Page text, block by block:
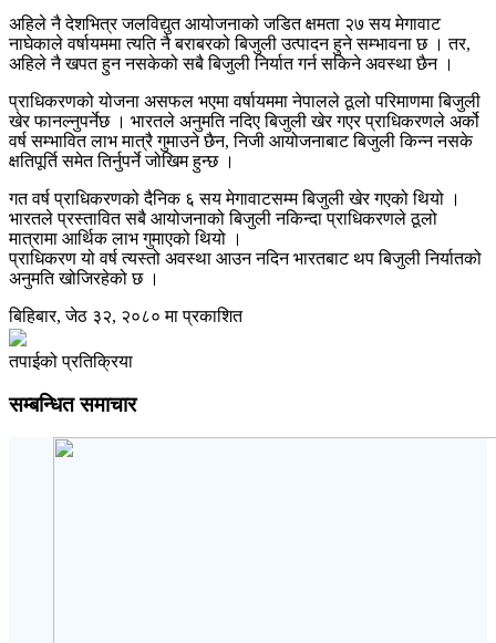
अहिले नै देशभित्र जलविद्युत आयोजनाको जडित क्षमता २७ सय मेगावाट
नाघेकाले वर्षायममा त्यति नै बराबरको बिजुली उत्पादन हुने सम्भावना छ । तर,
अहिले नै खपत हुन नसकेको सबै बिजुली निर्यात गर्न सकिने अवस्था छैन ।
प्राधिकरणको योजना असफल भएमा वर्षायममा नेपालले ठूलो परिमाणमा बिजुली
खेर फानल्नुपर्नेछ । भारतले अनुमति नदिए बिजुली खेर गएर प्राधिकरणले अर्को
वर्ष सम्भावित लाभ मात्रै गुमाउने छैन, निजी आयोजनाबाट बिजुली किन्न नसके
क्षतिपूर्ति समेत तिर्नुपर्ने जोखिम हुन्छ ।
गत वर्ष प्राधिकरणको दैनिक ६ सय मेगावाटसम्म बिजुली खेर गएको थियो ।
भारतले प्रस्तावित सबै आयोजनाको बिजुली नकिन्दा प्राधिकरणले ठूलो
मात्रामा आर्थिक लाभ गुमाएको थियो ।
प्राधिकरण यो वर्ष त्यस्तो अवस्था आउन नदिन भारतबाट थप बिजुली निर्यातको
अनुमति खोजिरहेको छ ।
बिहिबार, जेठ ३२, २०८० मा प्रकाशित
तपाईको प्रतिक्रिया
सम्बन्धित समाचार